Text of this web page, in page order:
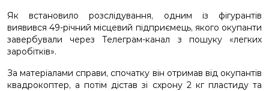
Як встановило розслідування, одним із фігурантів
виявився 49-річний місцевий підприємець, якого окупанти
завербували через Телеграм-канал з пошуку «легких
заробітків».
За матеріалами справи, спочатку він отримав від окупантів
квадрокоптер, а потім дістав зі схрону 2 кг пластиду та